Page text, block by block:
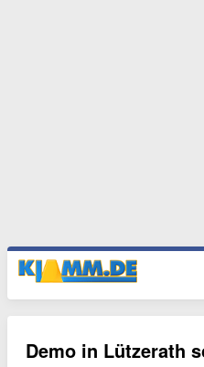
Demo in Lützerath